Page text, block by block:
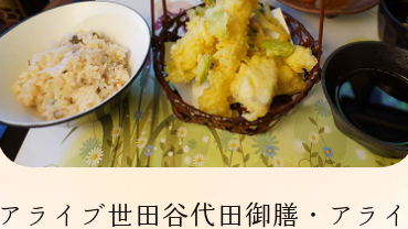
アライブ世田谷代田御膳・アライ